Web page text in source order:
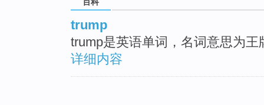
百科
trump
trump是英语单词，名词意思为王
详细内容